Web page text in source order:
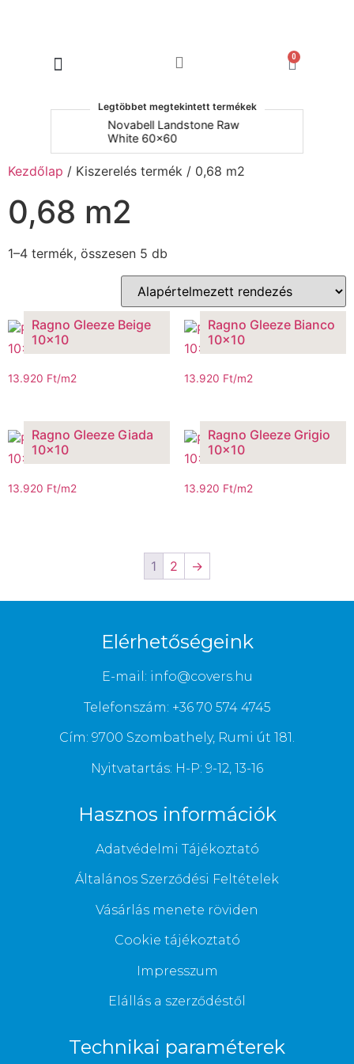
0
Legtöbbet megtekintett termékek
Novabell Landstone Raw
White 60x60
Kezdőlap / Kiszerelés termék / 0,68 m2
0,68 m2
1–4 termék, összesen 5 db
Ragno Gleeze Beige
10×10
13.920 Ft/m2
Ragno Gleeze Bianco
10×10
13.920 Ft/m2
Ragno Gleeze Giada
10×10
13.920 Ft/m2
Ragno Gleeze Grigio
10×10
13.920 Ft/m2
1 2 →
Elérhetőségeink
E-mail: info@covers.hu
Telefonszám: +36 70 574 4745
Cím: 9700 Szombathely, Rumi út 181.
Nyitvatartás: H-P: 9-12, 13-16
Hasznos információk
Adatvédelmi Tájékoztató
Általános Szerződési Feltételek
Vásárlás menete röviden
Cookie tájékoztató
Impresszum
Elállás a szerződéstől
Technikai paraméterek